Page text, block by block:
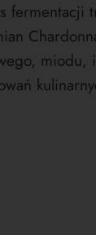
miodu,